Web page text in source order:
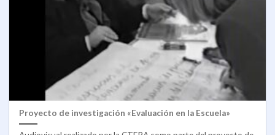
Proyecto de investigación «Evaluación en la Escuela»